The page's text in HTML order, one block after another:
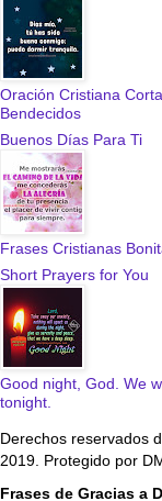
Oración Cristiana
Bendecidos
Buenos Días Para Ti
Frases Cristianas
Short Prayers for You
Good night, God. We
tonight.
Derechos reservados
2019. Protegido por
Frases de Gracias a